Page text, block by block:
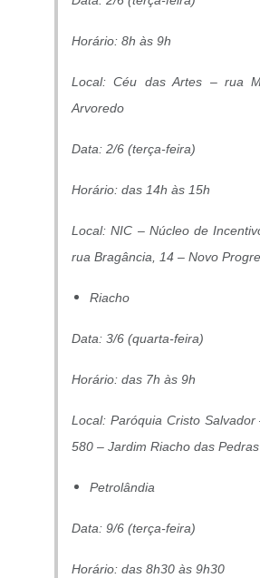
Horário: 8h às 9h
Local: Céu das Artes – rua
Arvoredo
Data: 2/6 (terça-feira)
Horário: das 14h às 15h
Local: NIC – Núcleo de
rua Bragância, 14 – Novo
Riacho
Data: 3/6 (quarta-feira)
Horário: das 7h às 9h
Local: Paróquia Cristo Salvador
580 – Jardim Riacho das Pedras
Petrolândia
Data: 9/6 (terça-feira)
Horário: das 8h30 às 9h30